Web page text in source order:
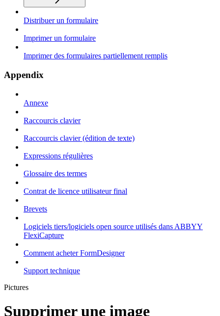
Distribuer un formulaire
Imprimer un formulaire
Imprimer des formulaires partiellement remplis
Appendix
Annexe
Raccourcis clavier
Raccourcis clavier (édition de texte)
Expressions régulières
Glossaire des termes
Contrat de licence utilisateur final
Brevets
Logiciels tiers/logiciels open source utilisés dans ABBYY
FlexiCapture
Comment acheter FormDesigner
Support technique
Pictures
Supprimer une image